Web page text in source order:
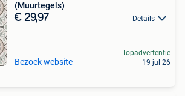
(Muurtegels)
€ 29,97 Details
Bezoek website
Topadvertentie
19 jul 26